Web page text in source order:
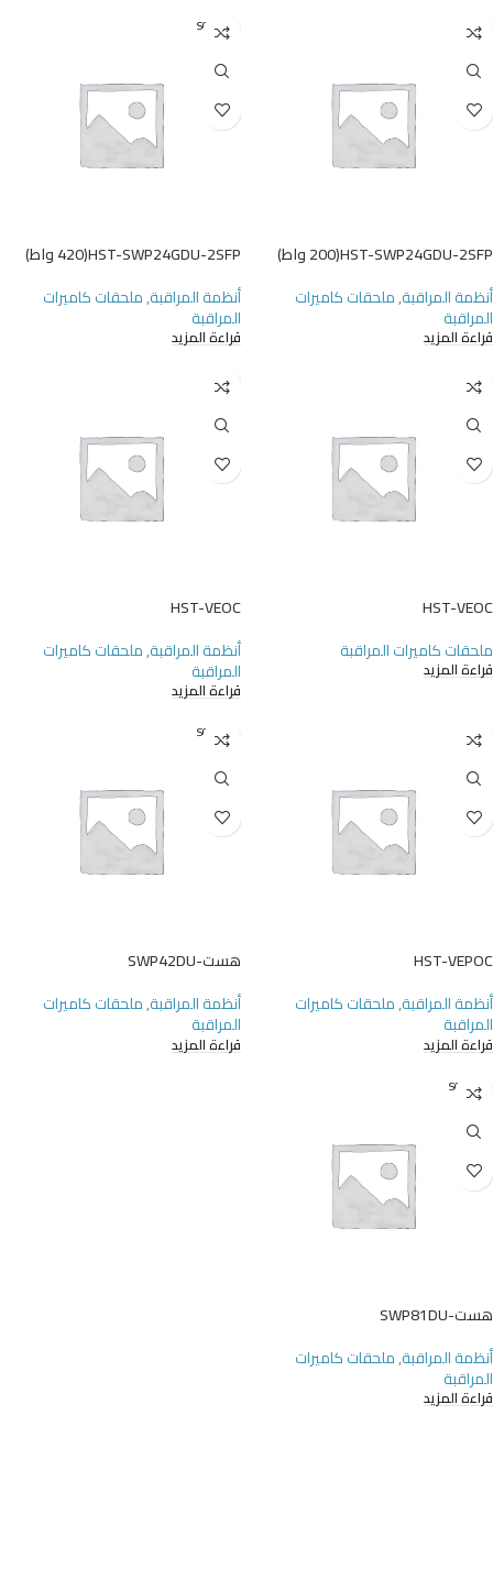
HST-SWP24GDU-2SFP(200 واط)
أنظمة المراقبة,ملحقات كاميرات
المراقبة
قراءة المزيد
SOLD O
UT
HST-SWP24GDU-2SFP(420 واط)
أنظمة المراقبة,ملحقات كاميرات
المراقبة
قراءة المزيد
HST-VEOC
ملحقات كاميرات المراقبة
قراءة المزيد
HST-VEOC
أنظمة المراقبة,ملحقات كاميرات
المراقبة
قراءة المزيد
HST-VEPOC
أنظمة المراقبة,ملحقات كاميرات
المراقبة
قراءة المزيد
SOLD O
UT
هست-SWP42DU
أنظمة المراقبة,ملحقات كاميرات
المراقبة
قراءة المزيد
SOLD O
UT
هست-SWP81DU
أنظمة المراقبة,ملحقات كاميرات
المراقبة
قراءة المزيد